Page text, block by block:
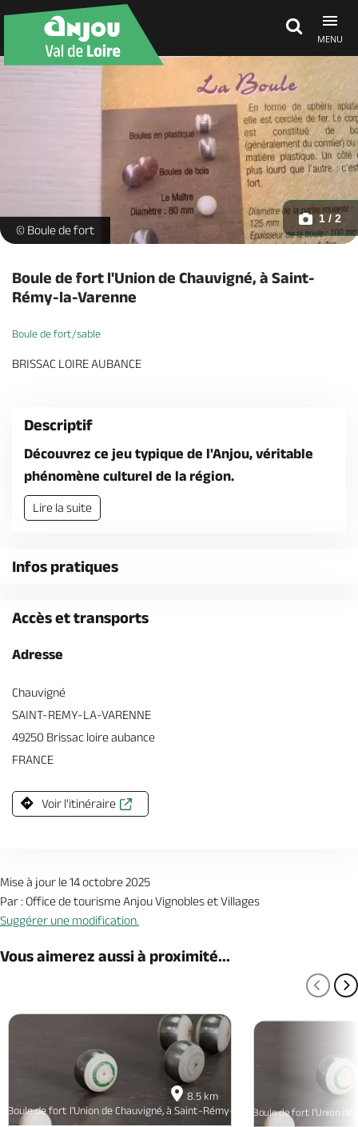
MENU
Billetterie en ligne
Brochures & Cartes Offices de tourisme Comment venir ?
boule-de-fort-1165714 -
© Boule de fort
1 / 2
Boule de fort l'Union de Chauvigné, à Saint-
Rémy-la-Varenne
Boule de fort/sable
BRISSAC LOIRE AUBANCE
Descriptif
Découvrez ce jeu typique de l'Anjou, véritable
phénomène culturel de la région.
Lire la suite
Infos pratiques
Accès et transports
Adresse
Chauvigné
SAINT-REMY-LA-VARENNE
49250 Brissac loire aubance
FRANCE
Voir l'itinéraire
Mise à jour le 14 octobre 2025
Par : Office de tourisme Anjou Vignobles et Villages
Suggérer une modification.
Vous aimerez aussi à proximité...
8.5 km
Boule de fort l'Union de Chauvigné, à Saint-Rémy-la-VarenneBoule de fort l'Union de